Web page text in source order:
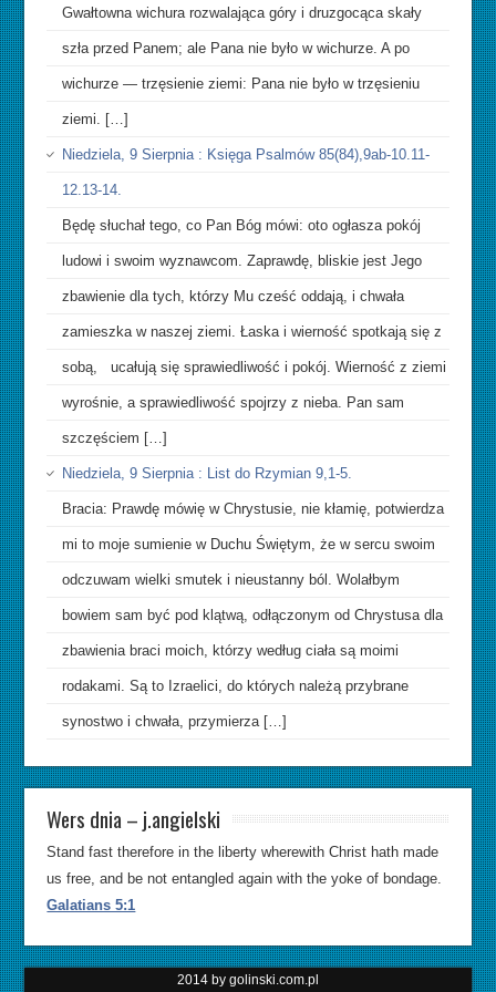
Gwałtowna wichura rozwalająca góry i druzgocąca skały
szła przed Panem; ale Pana nie było w wichurze. A po
wichurze — trzęsienie ziemi: Pana nie było w trzęsieniu
ziemi. […]
Niedziela, 9 Sierpnia : Księga Psalmów 85(84),9ab-10.11-
12.13-14.
Będę słuchał tego, co Pan Bóg mówi: oto ogłasza pokój
ludowi i swoim wyznawcom. Zaprawdę, bliskie jest Jego
zbawienie dla tych, którzy Mu cześć oddają, i chwała
zamieszka w naszej ziemi. Łaska i wierność spotkają się z
sobą, ucałują się sprawiedliwość i pokój. Wierność z ziemi
wyrośnie, a sprawiedliwość spojrzy z nieba. Pan sam
szczęściem […]
Niedziela, 9 Sierpnia : List do Rzymian 9,1-5.
Bracia: Prawdę mówię w Chrystusie, nie kłamię, potwierdza
mi to moje sumienie w Duchu Świętym, że w sercu swoim
odczuwam wielki smutek i nieustanny ból. Wolałbym
bowiem sam być pod klątwą, odłączonym od Chrystusa dla
zbawienia braci moich, którzy według ciała są moimi
rodakami. Są to Izraelici, do których należą przybrane
synostwo i chwała, przymierza […]
Wers dnia – j.angielski
Stand fast therefore in the liberty wherewith Christ hath made
us free, and be not entangled again with the yoke of bondage.
Galatians 5:1
2014 by golinski.com.pl